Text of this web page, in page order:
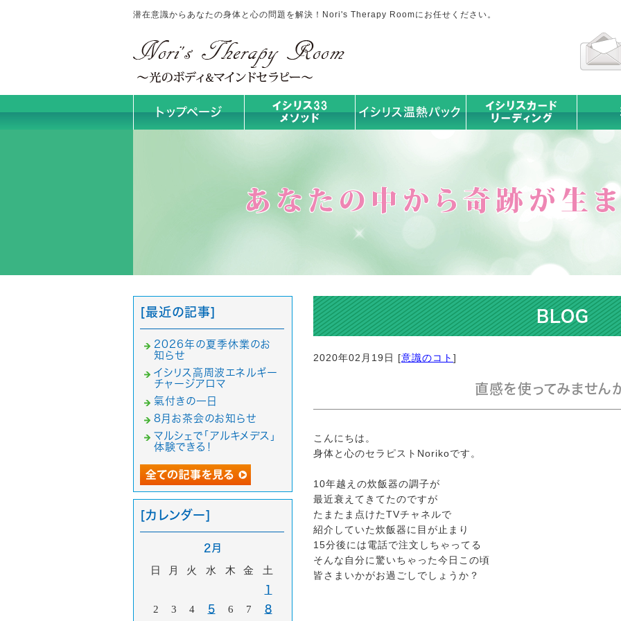
潜在意識からあなたの身体と心の問題を解決！Nori's Therapy Roomにお任せください。
トップページ イシリス温熱パック
BLOG
2020年02月19日 [意識のコト ]
直感を使ってみません
こんにちは。
身体と心のセラピストNorikoです。
10年越えの炊飯器の調子が
最近衰えてきてたのですが
たまたま点けたTVチャネルで
紹介していた炊飯器に目が止まり
15分後には電話で注文しちゃってる
そんな自分に驚いちゃった今日この頃
皆さまいかがお過ごしでしょうか？
[最近の記事]
2026年の夏季休業のお
知らせ
イシリス高周波エネルギー
チャージアロマ
氣付きの一日
8月お茶会のお知らせ
マルシェで「アルキメデス」
体験できる！
[カレンダー]
2月
日 月 火 水 木 金 土
1
2 3 4 5 6 7 8